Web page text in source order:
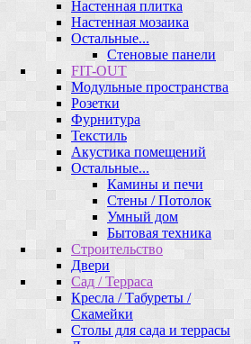
Настенная плитка
Настенная мозаика
Остальные...
Стеновые панели
FIT-OUT
Модульные пространства
Розетки
Фурнитура
Текстиль
Акустика помещений
Остальные...
Камины и печи
Стены / Потолок
Умный дом
Бытовая техника
Строительство
Двери
Сад / Терраса
Кресла / Табуреты /
Скамейки
Столы для сада и террасы